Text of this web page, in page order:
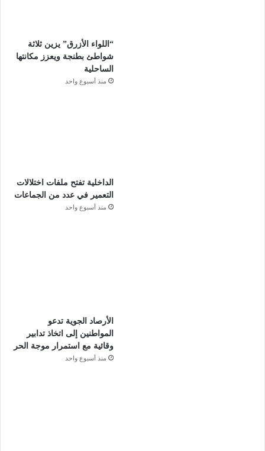
“اللواء الأزرق” يزين ثلاثة
شواطئ بطنجة ويعزز مكانتها
الساحلية
منذ أسبوع واحد
الداخلية تفتح ملفات اختلالات
التعمير في عدد من الجماعات
منذ أسبوع واحد
الأرصاد الجوية تدعو
المواطنين إلى اتخاذ تدابير
وقائية مع استمرار موجة الحر
منذ أسبوع واحد